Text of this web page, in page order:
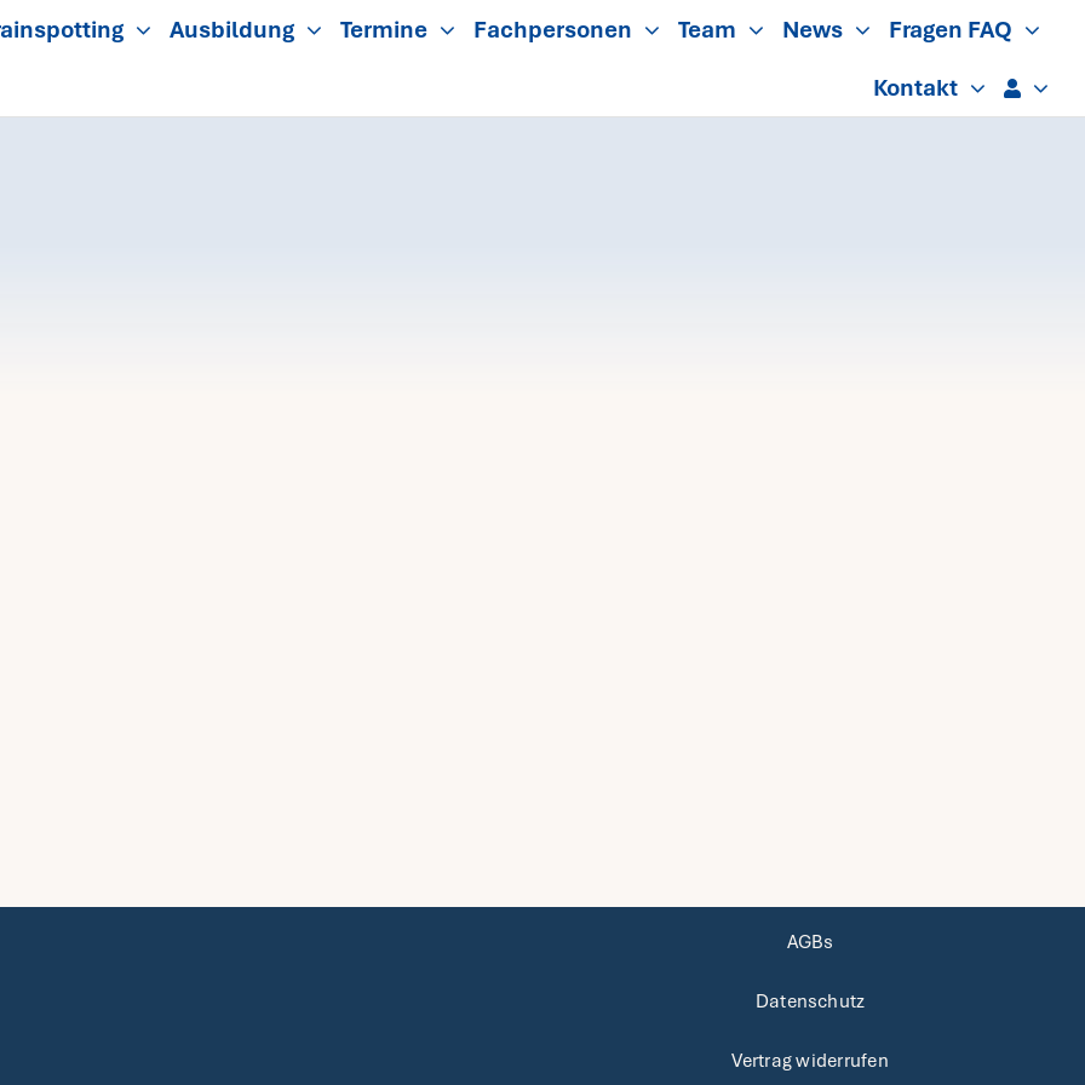
Ausbildung Termine Fachpersonen Team News
Fragen FAQ
Kontakt
AGBs
Datenschutz
Vertrag widerrufen